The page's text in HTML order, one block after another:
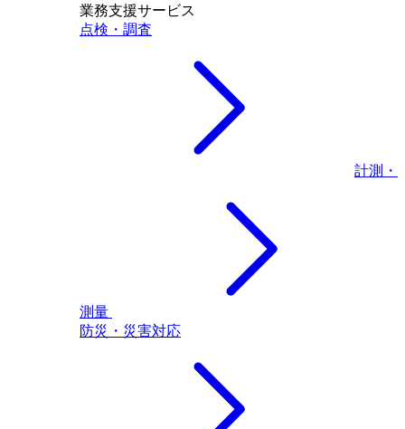
業務支援サービス
点検・調査
計測・
測量
防災・災害対応